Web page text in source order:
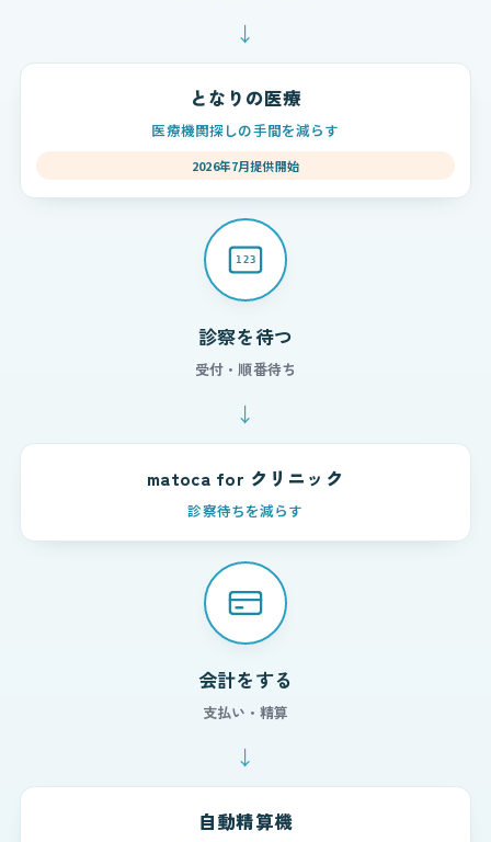
↓
となりの医療
医療機関探しの手間を減らす
2026年7月提供開始
123
診察を待つ
受付・順番待ち
↓
matoca for クリニック
診察待ちを減らす
会計をする
支払い・精算
↓
自動精算機